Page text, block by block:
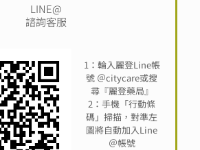
LINE@
諮詢客服
1：輪入麗登Line帳
號 ＠citycare或搜
尋『麗登藥局』
2：手機「行動條
碼」掃描，對準左
圖將自動加入Line
＠帳號